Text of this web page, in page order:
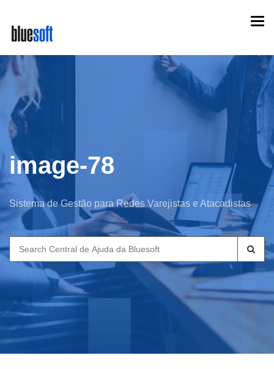
main
content
image-78
Sistema de Gestão para Redes Varejistas e Atacadistas
Search
for: